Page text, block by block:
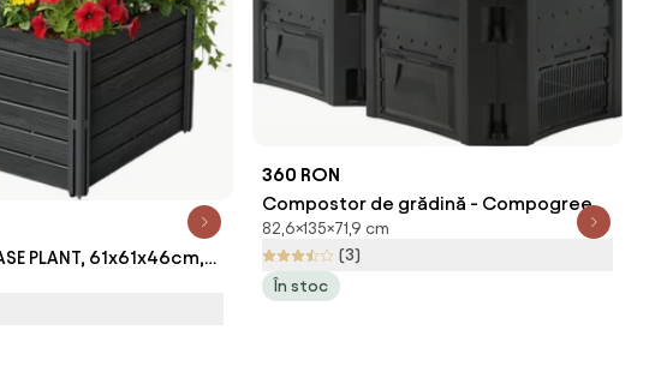
PLANT, 61x61x46cm,
360 RON
Compostor de grădină - Compogreen
800 l, negru Prosperplast
82,6×135×71,9 cm
(3)
În stoc